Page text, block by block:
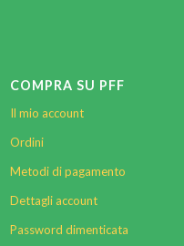
COMPRA SU PFF
Il mio account
Ordini
Metodi di pagamento
Dettagli account
Password dimenticata